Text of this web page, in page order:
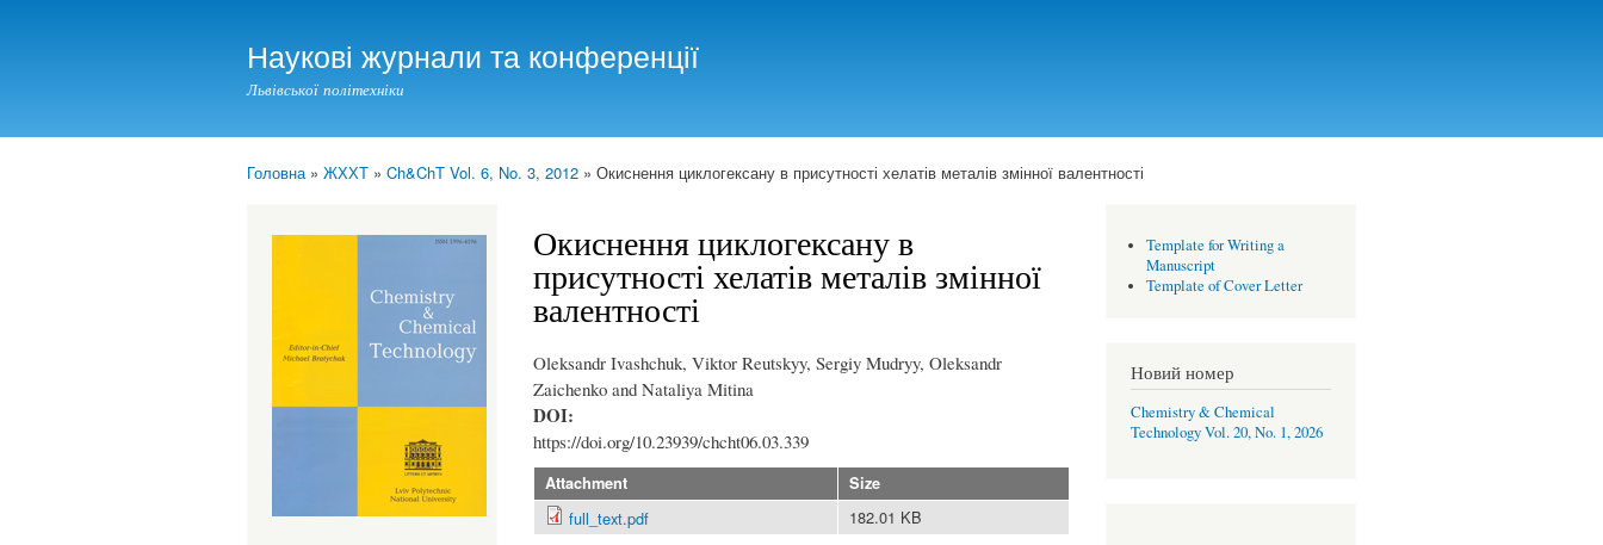
Наукові журнали та конференції
Львівської політехніки
Головна» ЖХХТ » Ch&ChT Vol. 6, No. 3, 2012 » Окиснення циклогексану в присутності хелатів металів змінної валентності
Окиснення циклогексану в
присутності хелатів металів змінної
валентності
Oleksandr Ivashchuk, Viktor Reutskyy, Sergiy Mudryy, Oleksandr
Zaichenko and Nataliya Mitina
DOI:
https://doi.org/10.23939/chcht06.03.339
Attachment Size
full_text.pdf 182.01 KB
Template for Writing a
Manuscript
Template of Cover Letter
Новий номер
Chemistry & Chemical
Technology Vol. 20, No. 1, 2026